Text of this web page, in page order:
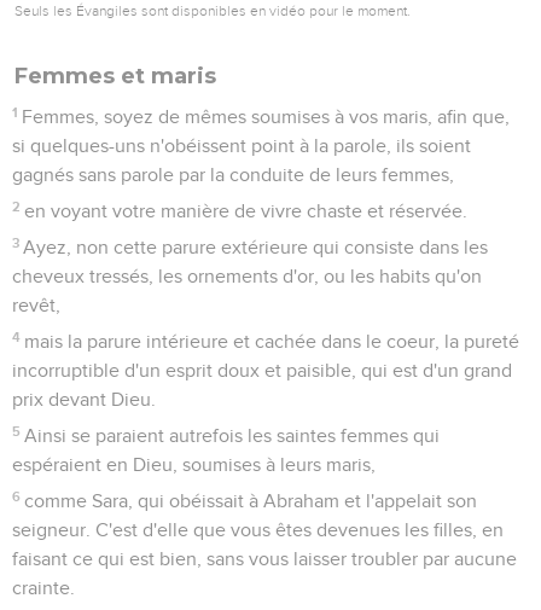
Seuls les Évangiles sont disponibles en vidéo pour le moment.
Femmes et maris
1 Femmes, soyez de mêmes soumises à vos maris, afin que,
si quelques-uns n'obéissent point à la parole, ils soient
gagnés sans parole par la conduite de leurs femmes,
2 en voyant votre manière de vivre chaste et réservée.
3 Ayez, non cette parure extérieure qui consiste dans les
cheveux tressés, les ornements d'or, ou les habits qu'on
revêt,
4 mais la parure intérieure et cachée dans le coeur, la pureté
incorruptible d'un esprit doux et paisible, qui est d'un grand
prix devant Dieu.
5 Ainsi se paraient autrefois les saintes femmes qui
espéraient en Dieu, soumises à leurs maris,
6 comme Sara, qui obéissait à Abraham et l'appelait son
seigneur. C'est d'elle que vous êtes devenues les filles, en
faisant ce qui est bien, sans vous laisser troubler par aucune
crainte.